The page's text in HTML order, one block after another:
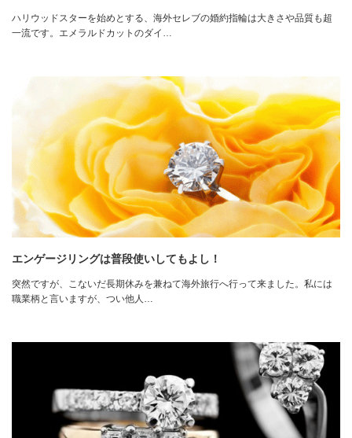
ハリウッドスターを始めとする、海外セレブの婚約指輪は大きさや品質も超
一流です。エメラルドカットのダイ…
エンゲージリングは普段使いしてもよし！
突然ですが、こないだ長期休みを兼ねて海外旅行へ行って来ました。私には
職業柄と言いますが、つい他人…